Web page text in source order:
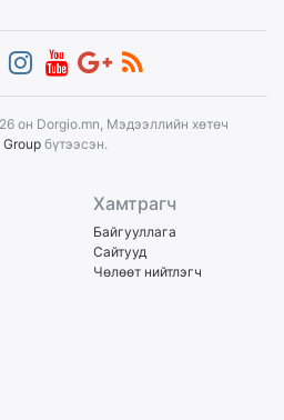
он Dorgio.mn, Мэдээллийн хөтөч
Group бүтээсэн.
Хамтрагч
Байгууллага
Сайтууд
Чөлөөт нийтлэгч